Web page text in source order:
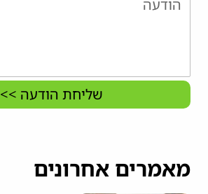
שליחת הודעה >>
מאמרים אחרונים